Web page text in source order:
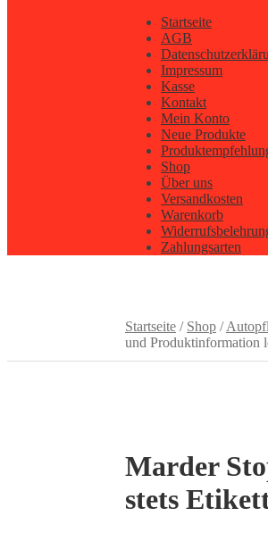
Startseite
AGB
Impressum
Kasse
Kontakt
Mein Konto
Neue Produkte
Shop
Über uns
Versandkosten
Warenkorb
Zahlungsarten
Startseite / Shop /
und Produktinformation
Marder
stets